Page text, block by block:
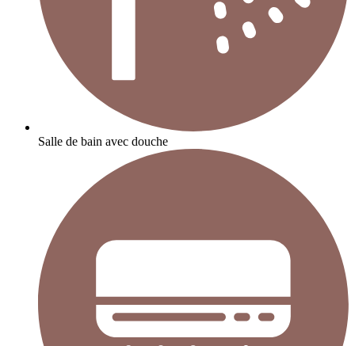
Salle de bain avec douche